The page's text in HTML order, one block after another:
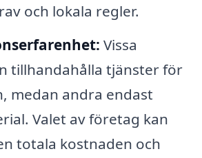
och lokala regler.
Vissa
tillhandahålla tjänster för
medan andra endast
Valet av företag kan
totala kostnaden och